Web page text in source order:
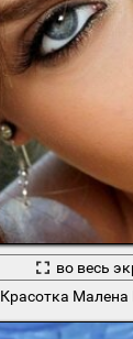
во весь
Красотка Малена